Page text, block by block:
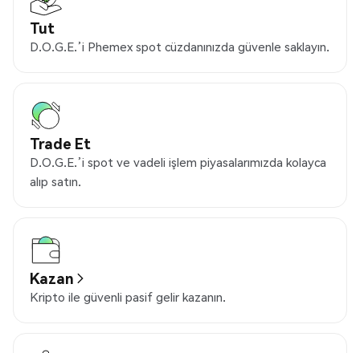
Tut
D.O.G.E.’i Phemex spot cüzdanınızda güvenle saklayın.
Trade Et
D.O.G.E.’i spot ve vadeli işlem piyasalarımızda kolayca
alıp satın.
Kazan
Kripto ile güvenli pasif gelir kazanın.